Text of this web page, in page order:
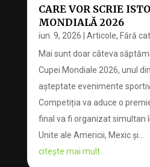
CARE VOR SCRIE
MONDIALĂ 2026
iun. 9, 2026 Articole, Fără
Mai sunt doar câteva
Cupei Mondiale 2026, unul
așteptate evenimente
Competiția va aduce o
final va fi organizat simultan
Unite ale Americii, Mexic și...
citește mai mult